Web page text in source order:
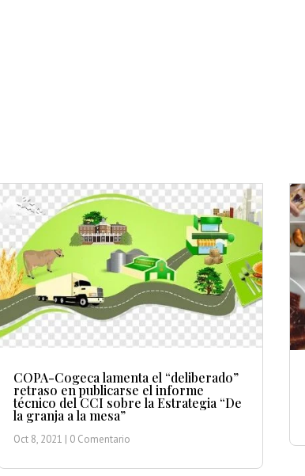
COPA-Cogeca lamenta el “deliberado”
retraso en publicarse el informe
técnico del CCI sobre la Estrategia “De
la granja a la mesa”
Oct 8, 2021 | 0 Comentario